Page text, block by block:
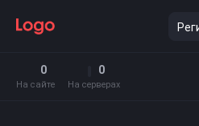
0
На сайте
0
На серверах